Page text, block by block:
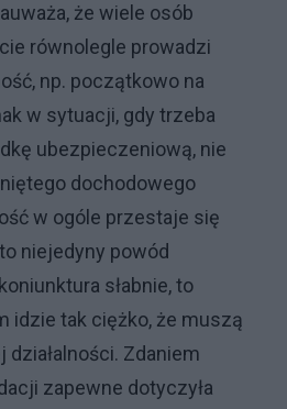
że wiele osób
równolegle prowadzi
np. początkowo na
w sytuacji, gdy trzeba
ubezpieczeniową, nie
dochodowego
w ogóle przestaje się
niejedyny powód
słabnie, to
idzie tak ciężko, że muszą
Zdaniem
zapewne dotyczyła